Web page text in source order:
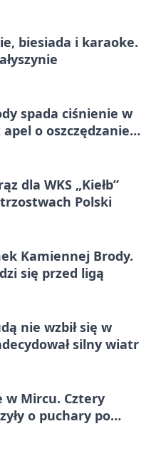
biesiada i karaoke.
spada ciśnienie w
o oszczędzanie
dla WKS „Kiełb”
Polski
Kamiennej Brody.
się przed ligą
nie wzbił się w
silny wiatr
w Mircu. Cztery
o puchary po